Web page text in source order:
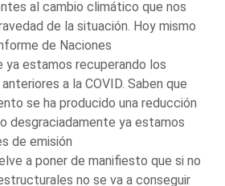
al cambio climático que nos
de la situación. Hoy mismo
de Naciones
ya estamos recuperando los
a la COVID. Saben que
se ha producido una reducción
desgraciadamente ya estamos
de emisión
a poner de manifiesto que si no
no se va a conseguir